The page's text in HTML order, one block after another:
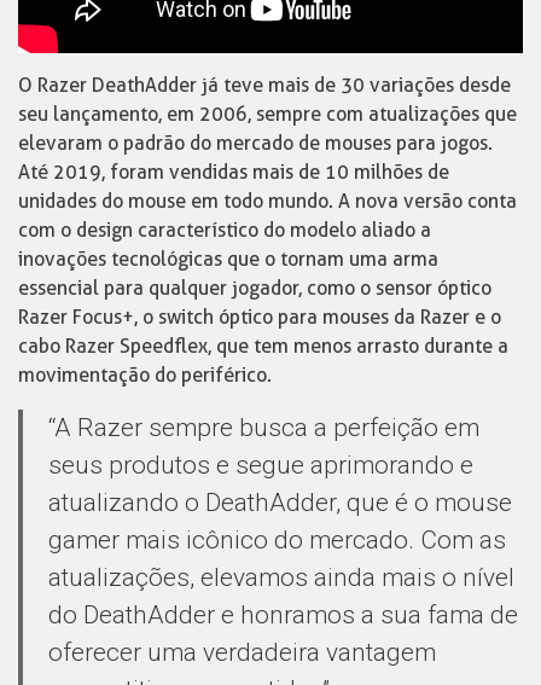
O Razer DeathAdder já teve mais de 30 variações desde
seu lançamento, em 2006, sempre com atualizações que
elevaram o padrão do mercado de mouses para jogos.
Até 2019, foram vendidas mais de 10 milhões de
unidades do mouse em todo mundo. A nova versão conta
com o design característico do modelo aliado a
inovações tecnológicas que o tornam uma arma
essencial para qualquer jogador, como o sensor óptico
Razer Focus+, o switch óptico para mouses da Razer e o
cabo Razer Speedflex, que tem menos arrasto durante a
movimentação do periférico.
“A Razer sempre busca a perfeição em
seus produtos e segue aprimorando e
atualizando o DeathAdder, que é o mouse
gamer mais icônico do mercado. Com as
atualizações, elevamos ainda mais o nível
do DeathAdder e honramos a sua fama de
oferecer uma verdadeira vantagem